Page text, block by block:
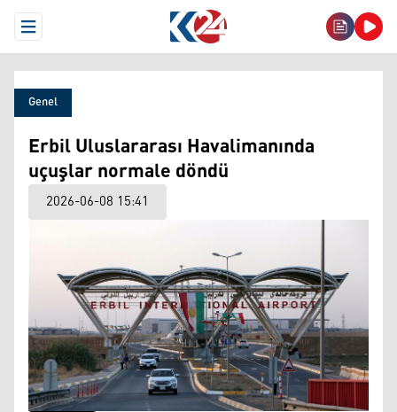
Open Menu
Genel
Erbil Uluslararası Havalimanında
uçuşlar normale döndü
2026-06-08 15:41